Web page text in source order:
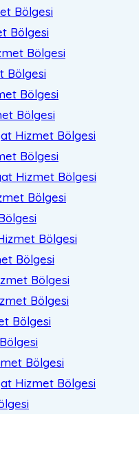
Bölgesi
Bölgesi
Bölgesi
Bölgesi
Bölgesi
Bölgesi
Hizmet Bölgesi
Bölgesi
Hizmet Bölgesi
Bölgesi
Bölgesi
Bölgesi
Bölgesi
Bölgesi
Bölgesi
Bölgesi
Hizmet Bölgesi